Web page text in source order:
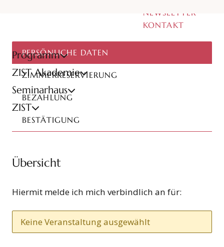
NEWSLETTER
KONTAKT
Programm
ZIST Akademie
Seminarhaus
ZIST
PERSÖNLICHE DATEN
ZIMMERRESERVIERUNG
BEZAHLUNG
BESTÄTIGUNG
Übersicht
Hiermit melde ich mich verbindlich an für:
Keine Veranstaltung ausgewählt